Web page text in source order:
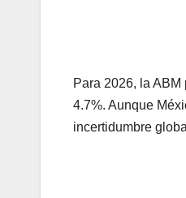
Para 2026, la
4.7%. Aunque
incertidumbre